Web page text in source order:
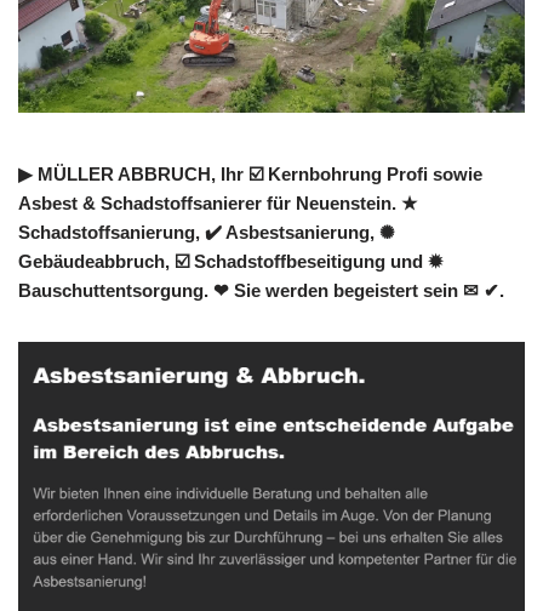
▶︎ MÜLLER ABBRUCH, Ihr ☑️ Kernbohrung Profi sowie
Asbest & Schadstoffsanierer für Neuenstein. ★
Schadstoffsanierung, ✔️ Asbestsanierung, ✺
Gebäudeabbruch, ☑️ Schadstoffbeseitigung und ✹
Bauschuttentsorgung. ❤ Sie werden begeistert sein ✉ ✔.